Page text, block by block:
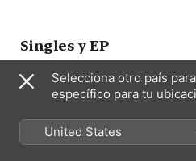
Singles y EP
Selecciona otro país
específico para tu
United States